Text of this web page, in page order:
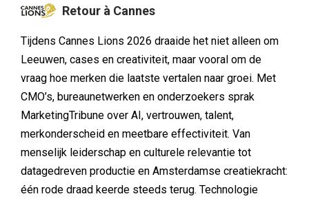
Retour à Cannes
Tijdens Cannes Lions 2026 draaide het niet alleen om
Leeuwen, cases en creativiteit, maar vooral om de
vraag hoe merken die laatste vertalen naar groei. Met
CMO’s, bureaunetwerken en onderzoekers sprak
MarketingTribune over AI, vertrouwen, talent,
merkonderscheid en meetbare effectiviteit. Van
menselijk leiderschap en culturele relevantie tot
datagedreven productie en Amsterdamse creatiekracht:
één rode draad keerde steeds terug. Technologie